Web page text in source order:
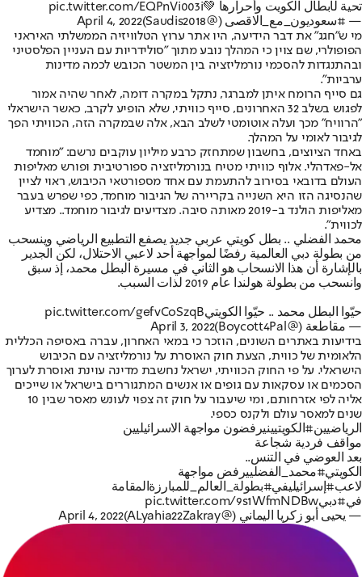
تحية لأبطال الكويت وأحرارها 💚pic.twitter.com/EQPnVi003i
— #سعوديون_مع_الاقصى (@Saudis2018)
April 4, 2022
מי ש"חגג" את דבר הידיעה, היו אתר ערוץ הטלוויזיה הממשלתי האיראני
הפופולרי, שם צוין כי המהלך נובע מתוך "סולידריות עם העניין הפלסטיני
ובהתנגדות להסכמי נורמליזציה בין המשטר הכובש לכמה מדינות
ערביות".
גם סייף הרומח איתן למברגר, נתקל במקרה דומה, לאחר שהיה אמור
לפגוש בשלב 32 האחרונים, סייף כוויתי, שלא הופיע לקרב, כאשר הישראלי
"הרוויח" מכך ועלה אוטומטי לשלב הבא, אלה שבמקרה הזה, הכוויתי הפך
לגיבור לאומי על המהלך.
באחד הציוצים, בחשבון שמתחזק כרבע מיליון עוקבים נרשם: "מוחמד
אל-פאדהלי. אלוף כוויתי מטיח בנורמליזציה ספורטיבית ופורש מאליפות
העולם בדובאי בסירוב להתעמת עם אחד מספורטאי הכיבוש, ראוי לציין
שהנסיגה הזו היא השנייה בקריירה של הגיבור מוחמד, כפי שפרש בעבר
מאליפות הולנד ב-2019 מאותה סיבה. מצדיעים לגיבור מוחמד.. מצדיע
לכווית".
محمد الفضلي .. بطل كويتي عربي جديد يصفع التطبيع الرياضي وينسحب
من بطولة دبي العالمية رفضًا لمواجهة أحد لاعبي الاحتلال، لكن الجدير
بالإشارة أن هذا الانسحاب هو الثاني في مسيرة البطل محمد، إذ سبق
وانسحب من بطولة هولندا عام 2019 لذات السبب.
حيّوا البطل محمد .. حيّوا الكويتيpic.twitter.com/gefvCoSzqB
— مقاطعة (@Boycott4Pal)
April 3, 2022
בידיעות באתרים השונים, הוזכר כי במאי האחרון, עברה באסיפה הכללית
הלאומית של כווית, הצעת חוק האוסרת על נורמליזציה עם הכיבוש
הישראלי. על פי החוק הכוויתי, ישראל נחשבת מדינה עוינת ואוסרת לערוך
הסכמים או עסקאות עם גופים או אנשים המתגוררים בישראל או שייכים
אליה לפי אזרחותם, ומי שיעבור על חוק זה צפוי לעונש מאסר שבין 10
שנים למאסר עולם ולקנס כספי.
الرياضيين#الكويتيينيرفضون مواجهة الاسرائيليين
مواقف فردية شجاعة
بعد العوضي في التنس..
الكويتي#محمد_الفضلييرفض مواجهة
لاعب#إسرائيليفي#بطولة_العالم_للمبارزة المقامة
في#دبيpic.twitter.com/9s1WfmNDBw
— يحيى أبو زكريا اليماني (@ALyahia22Zakray)
April 4, 2022